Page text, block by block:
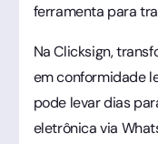
ferramenta para
Na Clicksign,
em conformidade
pode levar dias
eletrônica via